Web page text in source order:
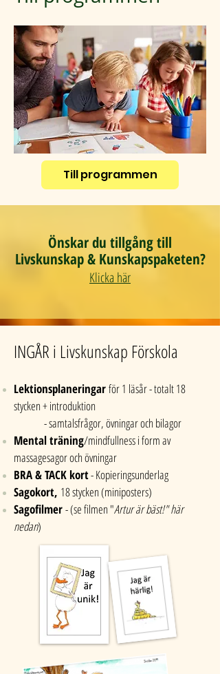
Till programmen
Önskar du tillgång till
Livskunskap & Kunskapspaketen?
Klicka här
INGÅR i Livskunskap Förskola
Lektionsplaneringarför 1 läsår - totalt 18
stycken + introduktion
- samtalsfrågor, övningar och bilagor
Mental träning/mindfullness i form av
massagesagor och övningar
BRA & TACK kort- Kopieringsunderlag
Sagokort, 18 stycken (miniposters)
Sagofilmer- (se filmen "Artur är bäst!" här
nedan)